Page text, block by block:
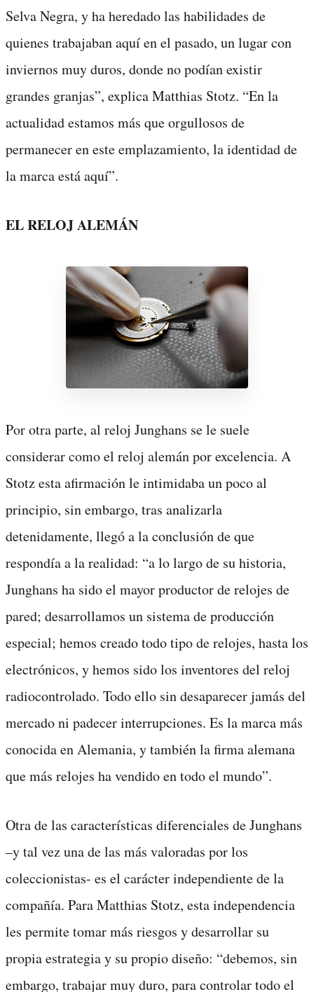
Selva Negra, y ha heredado las habilidades de
quienes trabajaban aquí en el pasado, un lugar con
inviernos muy duros, donde no podían existir
grandes granjas”, explica Matthias Stotz. “En la
actualidad estamos más que orgullosos de
permanecer en este emplazamiento, la identidad de
la marca está aquí”.
EL RELOJ ALEMÁN
Por otra parte, al reloj Junghans se le suele
considerar como el reloj alemán por excelencia. A
Stotz esta afirmación le intimidaba un poco al
principio, sin embargo, tras analizarla
detenidamente, llegó a la conclusión de que
respondía a la realidad: “a lo largo de su historia,
Junghans ha sido el mayor productor de relojes de
pared; desarrollamos un sistema de producción
especial; hemos creado todo tipo de relojes, hasta los
electrónicos, y hemos sido los inventores del reloj
radiocontrolado. Todo ello sin desaparecer jamás del
mercado ni padecer interrupciones. Es la marca más
conocida en Alemania, y también la firma alemana
que más relojes ha vendido en todo el mundo”.
Otra de las características diferenciales de Junghans
–y tal vez una de las más valoradas por los
coleccionistas- es el carácter independiente de la
compañía. Para Matthias Stotz, esta independencia
les permite tomar más riesgos y desarrollar su
propia estrategia y su propio diseño: “debemos, sin
embargo, trabajar muy duro, para controlar todo el